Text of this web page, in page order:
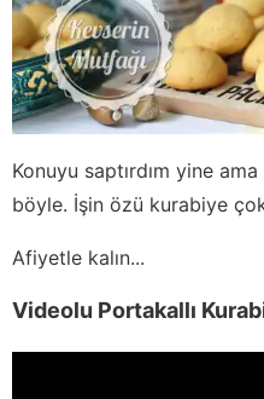
Konuyu saptırdım yine
böyle. İşin özü kurabiye
Afiyetle kalın...
Videolu Portakallı